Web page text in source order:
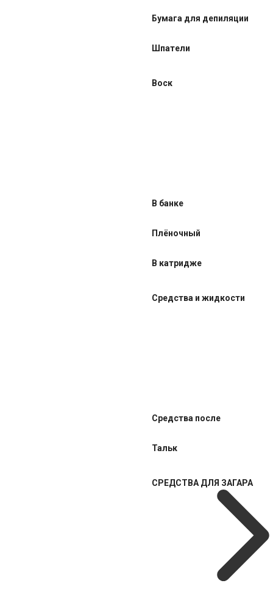
Бумага для депиляции
Шпатели
Воск
В банке
Плёночный
В катридже
Средства и жидкости
Средства после
Тальк
СРЕДСТВА ДЛЯ ЗАГАРА